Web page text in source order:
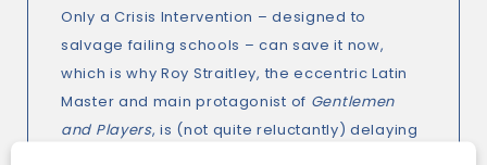
Only a Crisis Intervention – designed to
salvage failing schools – can save it now,
which is why Roy Straitley, the eccentric Latin
Master and main protagonist of Gentlemen
and Players, is (not quite reluctantly) delaying